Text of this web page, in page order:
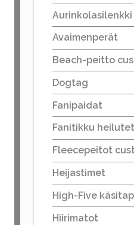
Aurinkolasilenkki
Avaimenperät
Beach-peitto
Dogtag
Fanipaidat
Fanitikku
Fleecepeitot
Heijastimet
High-Five
Hiirimatot